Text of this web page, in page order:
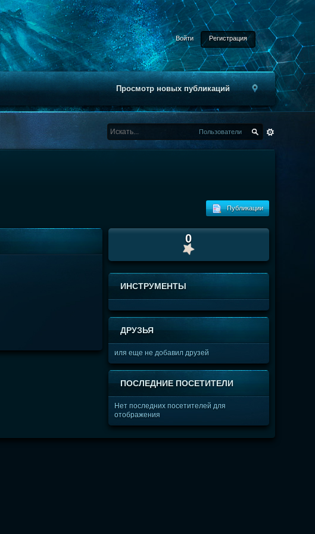
Войти Регистрация
Просмотр новых публикаций
Пользователи
Публикации
0
ИНСТРУМЕНТЫ
ДРУЗЬЯ
иля еще не добавил друзей
ПОСЛЕДНИЕ ПОСЕТИТЕЛИ
Нет последних посетителей для
отображения